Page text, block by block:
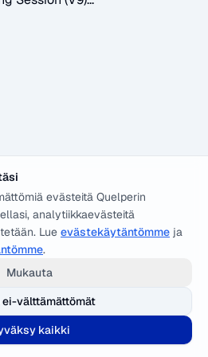
evästeitä Quelperin
analytiikkaevästeitä
Lue evästekäytäntömme ja
.
Mukauta
ei-välttämättömät
kaikki